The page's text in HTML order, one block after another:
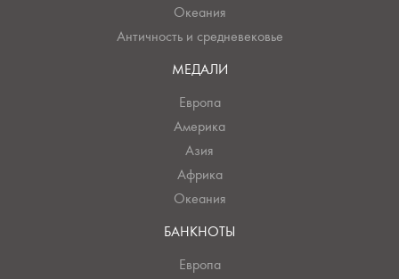
Океания
Античность и средневековье
МЕДАЛИ
Европа
Америка
Азия
Африка
Океания
БАНКНОТЫ
Европа